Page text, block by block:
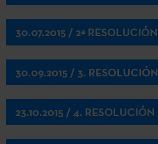
30.07.2015 / 2ª RESOLUCIÓN
30.09.2015 / 3. RESOLUCIÓN
23.10.2015 / 4. RESOLUCIÓN